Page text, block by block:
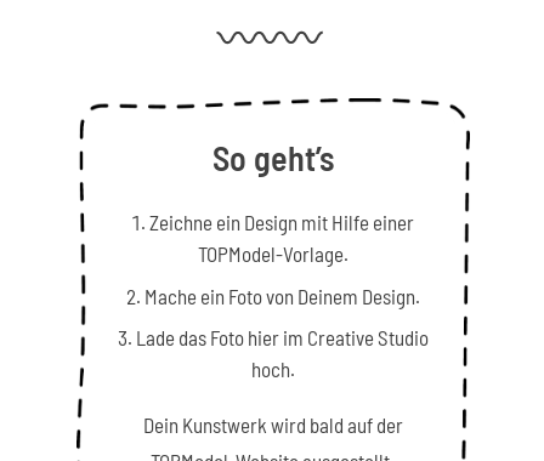
So geht’s
Zeichne ein Design mit Hilfe einer
TOPModel-Vorlage.
Mache ein Foto von Deinem Design.
Lade das Foto hier im Creative Studio
hoch.
Dein Kunstwerk wird bald auf der